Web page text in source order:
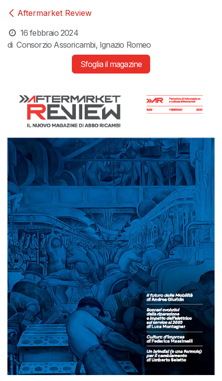
Aftermarket Review
16 febbraio 2024
di Consorzio Assoricambi, Ignazio Romeo
Sfoglia il magazine